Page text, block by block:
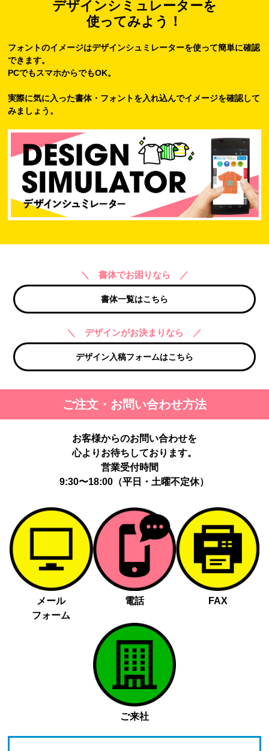
デザインシミュレーターを
使ってみよう！
フォントのイメージはデザインシュミレーターを使って簡単に確認
できます。
PCでもスマホからでもOK。
実際に気に入った書体・フォントを入れ込んでイメージを確認して
みましょう。
＼ 書体でお困りなら ／
書体一覧はこちら
＼ デザインがお決まりなら ／
デザイン入稿フォームはこちら
ご注文・お問い合わせ方法
お客様からのお問い合わせを
心よりお待ちしております。
営業受付時間
9:30〜18:00（平日・土曜不定休）
メール
フォーム
電話 FAX
ご来社